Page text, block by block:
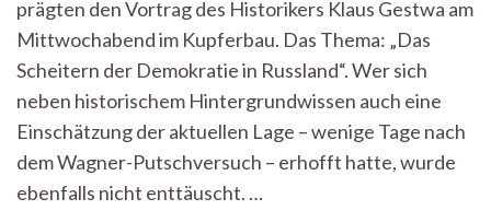
„Der
Weg
ist
leider
noch
weit“
prägten den Vortrag des Historikers Klaus Gestwa am
Mittwochabend im Kupferbau. Das Thema: „Das
Scheitern der Demokratie in Russland“. Wer sich
neben historischem Hintergrundwissen auch eine
Einschätzung der aktuellen Lage – wenige Tage nach
dem Wagner-Putschversuch – erhofft hatte, wurde
ebenfalls nicht enttäuscht. …